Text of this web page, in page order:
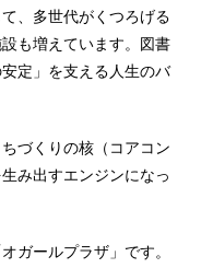
、多世代がくつろげる
も増えています。図書
定」を支える人生のバ
づくりの核（コアコン
み出すエンジンになっ
ガールプラザ」です。